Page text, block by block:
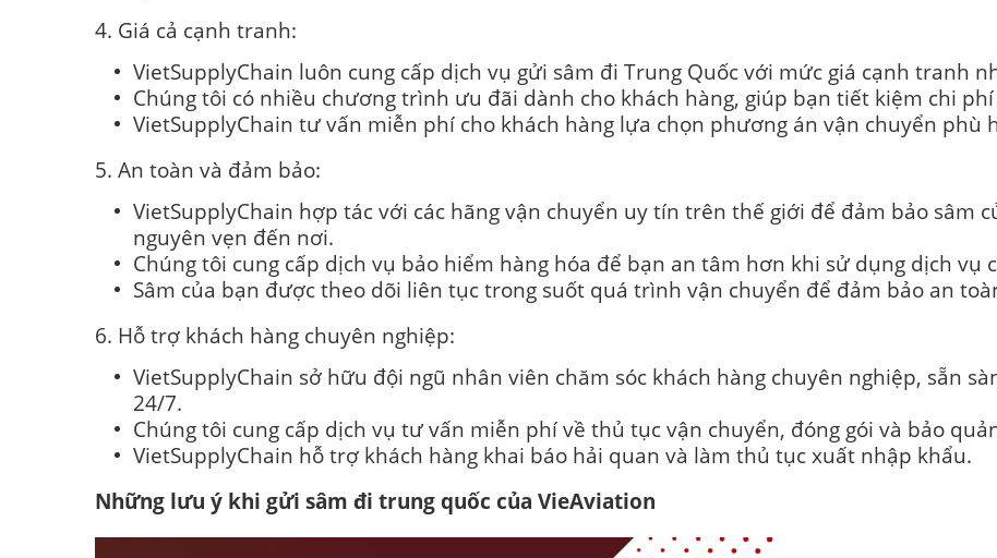
4. Giá cả cạnh tranh:
VietSupplyChain luôn cung cấp dịch vụ gửi sâm đi Trung Quốc với mức giá cạnh tranh
Chúng tôi có nhiều chương trình ưu đãi dành cho khách hàng, giúp bạn tiết kiệm chi
VietSupplyChain tư vấn miễn phí cho khách hàng lựa chọn phương án vận chuyển
5. An toàn và đảm bảo:
VietSupplyChain hợp tác với các hãng vận chuyển uy tín trên thế giới để đảm bảo sâm
nguyên vẹn đến nơi.
Chúng tôi cung cấp dịch vụ bảo hiểm hàng hóa để bạn an tâm hơn khi sử dụng dịch vụ
Sâm của bạn được theo dõi liên tục trong suốt quá trình vận chuyển để đảm bảo an
6. Hỗ trợ khách hàng chuyên nghiệp:
VietSupplyChain sở hữu đội ngũ nhân viên chăm sóc khách hàng chuyên nghiệp, sẵn
24/7.
Chúng tôi cung cấp dịch vụ tư vấn miễn phí về thủ tục vận chuyển, đóng gói và bảo
VietSupplyChain hỗ trợ khách hàng khai báo hải quan và làm thủ tục xuất nhập khẩu.
Những lưu ý khi gửi sâm đi trung quốc của VieAviation